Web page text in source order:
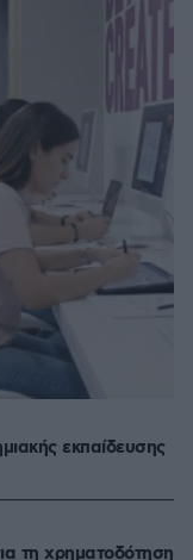
εκπαίδευσης
τη χρηματοδότηση